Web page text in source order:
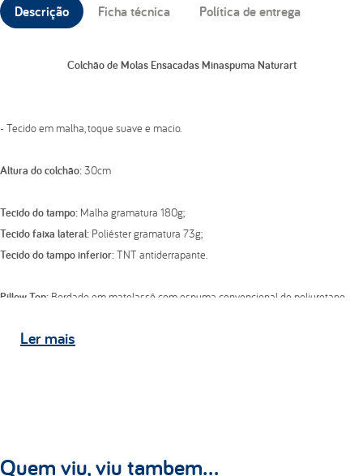
Descrição Ficha técnica Política de entrega
Colchão de Molas Ensacadas Minaspuma Naturart
- Tecido em malha, toque suave e macio.
Altura do colchão:30cm
Tecido do tampo: Malha gramatura 180g;
Tecido faixa lateral: Poliéster gramatura 73g;
Tecido do tampo inferior:TNT antiderrapante.
Pillow Top: Bordado em matelassê com espuma convencional de poliuretano
- Bitola do arame 2,0 mm;
Lermais
Quem viu, viu tambem...